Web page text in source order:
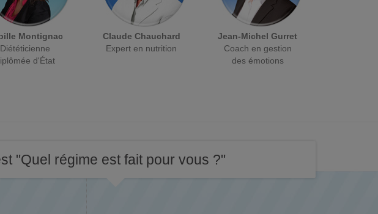
Montignac
Diététicienne
d'État
Claude Chauchard
Expert en nutrition
Jean-Michel Gurret
Coach en gestion
des émotions
"Quel régime est fait pour vous ?"